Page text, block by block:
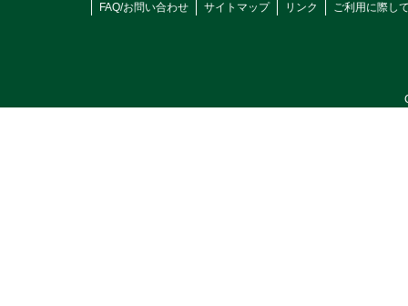
FAQ/お問い合わせ
サイトマップ リンク ご利用に際し